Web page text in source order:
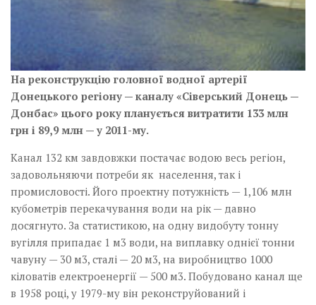
На реконструкцію головної­ водної артерії
Донецького­ регіону — каналу «Сіверсь­кий Донець —
Донбас» цього року планується витрати­­ти 133 млн
грн і 89,9 млн — ­­у 2011-му.
Канал 132 км завдовжки постачає водою весь регіон,
задовольняючи потреби як населення, так і
промисловості. Його проектну потужність — 1,106 млн
кубометрів перекачування води на рік — давно
досягнуто. За статистикою, на одну видобуту тонну
вугілля припадає 1 м3 води, на виплавку однієї­ тонни
чавуну — 30 м3, сталі — 20 м3, на виробництво 1000
кіловатів електроенергії — 500 м3. Побудовано канал ще
в 1958 році, у 1979-му він реконструйований і